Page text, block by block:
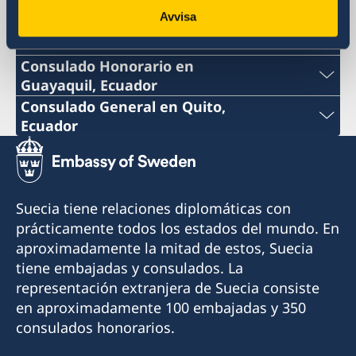
Avvisa
CONSULADO DE SUECIA
Consulado Honorario en
Guayaquil, Ecuador
Teléfono:
+593 4 3951777
Correo:
consuladosueciaguayaquil@gmail.com
Dirección: Ivan Bohman, Km. 6 1/2 Vía Daule
Horario de atención: Lunes a viernes de 09:00-
11:00 con cita previa mediante correo
electrónico
Consulado General en Quito,
Ecuador
Teléfono:
+593 2 3413888 ext 122
Correo:
consuladosuecoquito@gmail.com
Dirección: Calle OE11 61-96 y OE10, Bellavista
Alta, Cotocollao, Quito
Suecia tiene relaciones diplomáticas con
prácticamente todos los estados del mundo. En
aproximadamente la mitad de estos, Suecia
tiene embajadas y consulados. La
representación extranjera de Suecia consiste
en aproximadamente 100 embajadas y 350
consulados honorarios.